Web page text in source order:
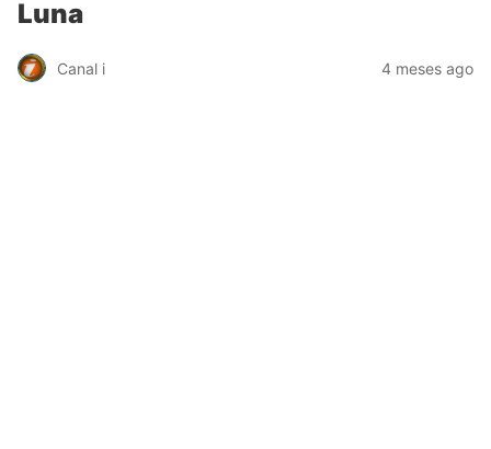
Luna
Canal i 4 meses ago